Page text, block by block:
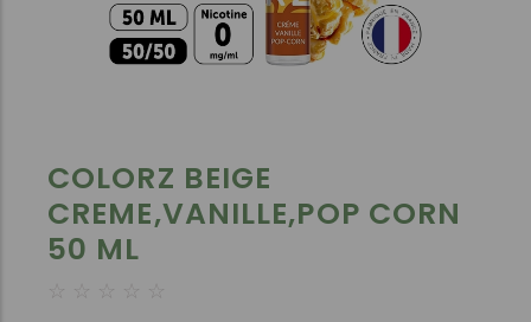
COLORZ BEIGE
CREME,VANILLE,POP CORN
50 ML
☆ ☆ ☆ ☆ ☆